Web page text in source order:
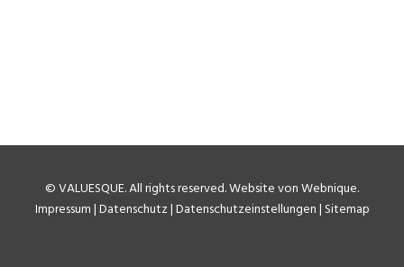
©VALUESQUE. All rights reserved.Website von Webnique.
Impressum|Datenschutz|Datenschutzeinstellungen| Sitemap